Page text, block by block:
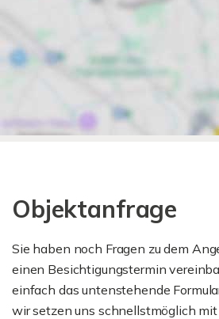
Objektanfrage
Sie haben noch Fragen zu dem
einen Besichtigungstermin
einfach das untenstehende
wir setzen uns schnellstmöglich